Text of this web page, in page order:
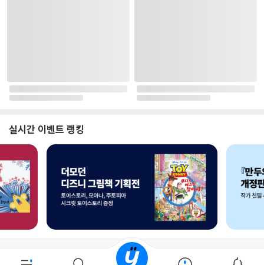
고객센터 1544-3800 티켓 1544-6399
중고샵 1566-4295
eBook 1:1문의/채팅상담
예스이십사(주) 사업자 정보
이용약관
개인정보처리방침
청소년보호정책
PC버전
회사소개
거래처관계자께
광고